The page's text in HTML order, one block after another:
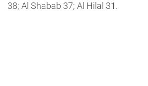
38; Al Shabab 37; Al Hilal 31.